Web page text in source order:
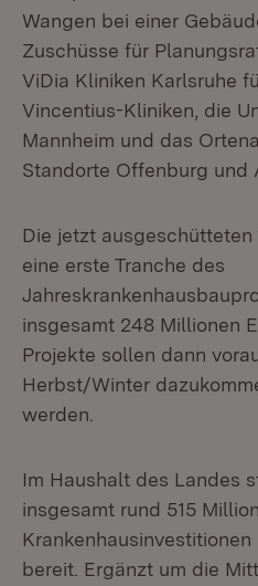
Wangen bei einer
Zuschüsse für
ViDia Kliniken Karlsruhe
Vincentius-Kliniken, die
Mannheim und das
Standorte Offenburg und
Die jetzt ausgeschütteten
eine erste Tranche des
insgesamt 248 Millionen
Projekte sollen dann
Herbst/Winter
werden.
Im Haushalt des Landes
insgesamt rund 515
bereit. Ergänzt um die